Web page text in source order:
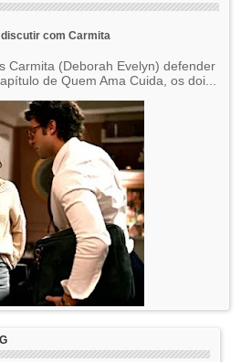
com Carmita
Carmita (Deborah Evelyn) defender
de Quem Ama Cuida, os doi...